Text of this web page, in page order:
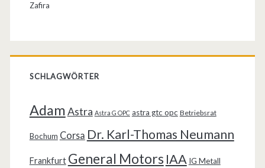
Zafira
SCHLAGWÖRTER
AdamAstra Astra G OPC astra gtc opc Betriebsrat
Bochum Corsa Dr. Karl-Thomas Neumann
Frankfurt General Motors IAA IG Metall